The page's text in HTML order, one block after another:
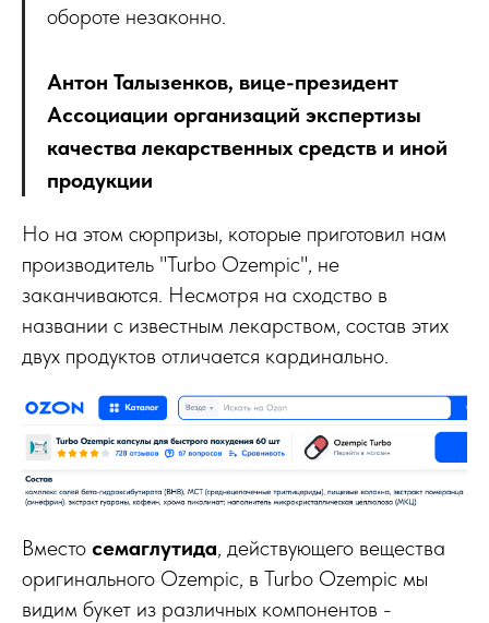
обороте незаконно.
Антон Талызенков, вице-президент
Ассоциации организаций экспертизы
качества лекарственных средств и иной
продукции
Но на этом сюрпризы, которые приготовил нам
производитель "Turbo Ozempic", не
заканчиваются. Несмотря на сходство в
названии с известным лекарством, состав этих
двух продуктов отличается кардинально.
Вместо семаглутида, действующего вещества
оригинального Ozempic, в Turbo Ozempic мы
видим букет из различных компонентов -